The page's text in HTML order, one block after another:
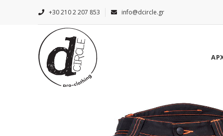
+30 210 2 207 853 info@dcircle.gr